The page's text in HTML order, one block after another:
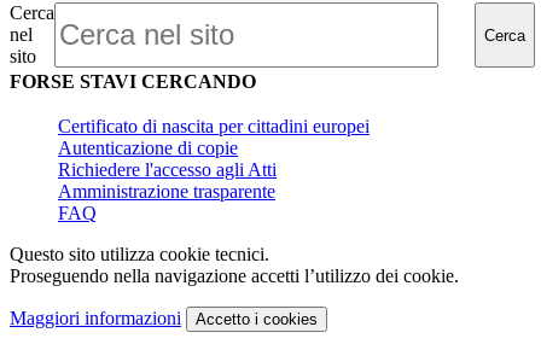
Cerca
nel
sito
Cerca
FORSE STAVI CERCANDO
Certificato di nascita per cittadini europei
Autenticazione di copie
Richiedere l'accesso agli Atti
Amministrazione trasparente
FAQ
Questo sito utilizza cookie tecnici.
Proseguendo nella navigazione accetti l’utilizzo dei cookie.
Maggiori informazioni Accetto i cookies